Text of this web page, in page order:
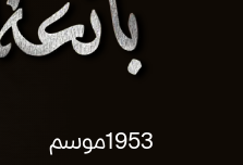
1953موسم